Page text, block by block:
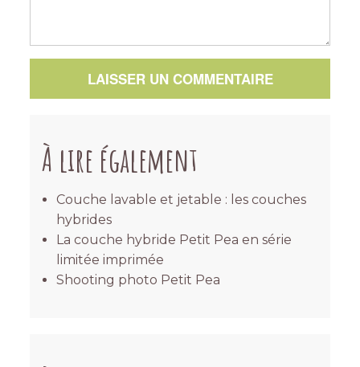
LAISSER UN COMMENTAIRE
À lire également
Couche lavable et jetable : les couches
hybrides
La couche hybride Petit Pea en série
limitée imprimée
Shooting photo Petit Pea